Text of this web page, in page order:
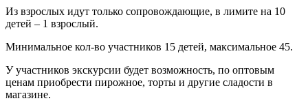
Из взрослых идут только сопровождающие, в лимите на 10
детей – 1 взрослый.
Минимальное кол-во участников 15 детей, максимальное 45.
У участников экскурсии будет возможность, по оптовым
ценам приобрести пирожное, торты и другие сладости в
магазине.